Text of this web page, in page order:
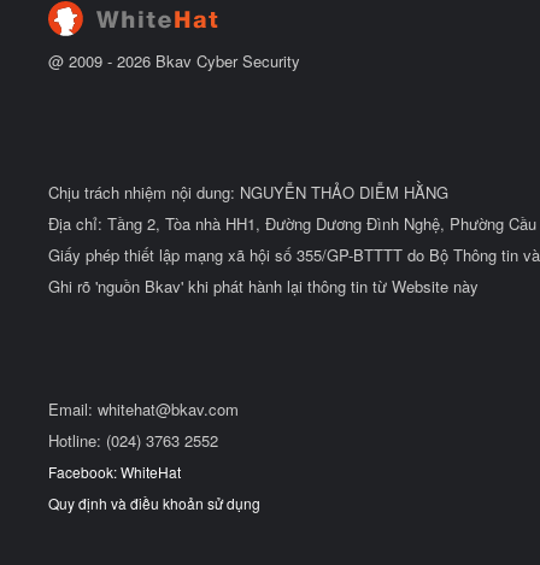
u
@ 2009 - 2026 Bkav Cyber Security
Chịu trách nhiệm nội dung: NGUYỄN THẢO DIỄM HẰNG
Địa chỉ: Tầng 2, Tòa nhà HH1, Đường Dương Đình Nghệ, Phường
Giấy phép thiết lập mạng xã hội số 355/GP-BTTTT do Bộ Thông tin
Ghi rõ 'nguồn Bkav' khi phát hành lại thông tin từ Website này
Email: whitehat@bkav.com
Hotline: (024) 3763 2552
Facebook: WhiteHat
Quy định và điều khoản sử dụng